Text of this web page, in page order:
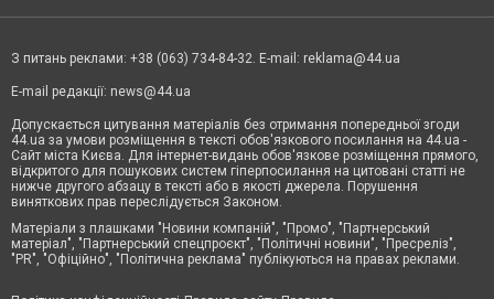
З питань реклами: +38 (063) 734-84-32. E-mail: reklama@44.ua
E-mail редакції: news@44.ua
Допускається цитування матеріалів без отримання попередньої згоди
44.ua за умови розміщення в тексті обов'язкового посилання на 44.ua -
Сайт міста Києва. Для інтернет-видань обов'язкове розміщення прямого,
відкритого для пошукових систем гіперпосилання на цитовані статті не
нижче другого абзацу в тексті або в якості джерела. Порушення
виняткових прав переслідується Законом.
Матеріали з плашками "Новини компаній", "Промо", "Партнерський
матеріал", "Партнерський спецпроєкт", "Політичні новини", "Пресреліз",
"PR", "Офіційно", "Політична реклама" публікуються на правах реклами.